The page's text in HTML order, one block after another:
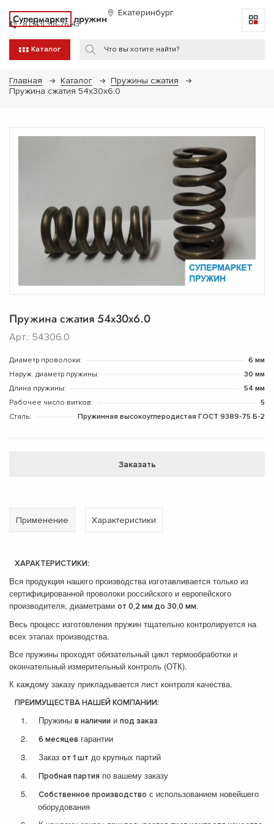
Супермаркет пружин Екатеринбург
8 (343) 318-26-43
Каталог
Главная Каталог
Пружины сжатия
Пружина сжатия 54х30х6.0
Пружина сжатия 54х30х6.0
Арт.: 54306.0
Диаметр проволоки:
6 мм
Наруж. диаметр пружины:
30 мм
Длина пружины:
54 мм
Рабочее число витков:
5
Сталь:
Пружинная высокоуглеродистая ГОСТ 9389-75 Б-2
Заказать
Применение Характеристики
ХАРАКТЕРИСТИКИ:
Вся продукция нашего производства изготавливается только из
сертифицированной проволоки российского и европейского
производителя, диаметрами от 0,2 мм до 30,0 мм.
Весь процесс изготовления пружин тщательно контролируется на
всех этапах производства.
Все пружины проходят обязательный цикл термообработки и
окончательный измерительный контроль (ОТК).
К каждому заказу прикладывается лист контроля качества.
ПРЕИМУЩЕСТВА НАШЕЙ КОМПАНИИ:
1. Пружины в наличии и под заказ
2. 6 месяцев гарантии
3.
Заказ от 1 шт до крупных партий
4.
Пробная партия по вашему заказу
5.
Собственное производство с использованием новейшего
оборудования